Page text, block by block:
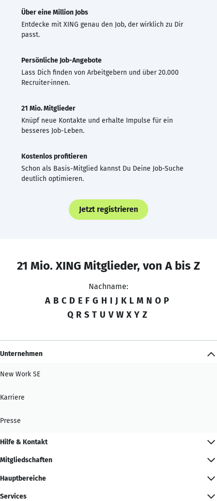
Über eine Million Jobs
Entdecke mit XING genau den Job, der wirklich zu Dir
passt.
Persönliche Job-Angebote
Lass Dich finden von Arbeitgebern und über 20.000
Recruiter·innen.
21 Mio. Mitglieder
Knüpf neue Kontakte und erhalte Impulse für ein
besseres Job-Leben.
Kostenlos profitieren
Schon als Basis-Mitglied kannst Du Deine Job-Suche
deutlich optimieren.
Jetzt registrieren
21 Mio. XING Mitglieder, von A bis Z
Nachname:
A B C D E F G H I J K L M N O P
Q R S T U V W X Y Z
Unternehmen
New Work SE
Karriere
Presse
Hilfe & Kontakt
Mitgliedschaften
Hauptbereiche
Services